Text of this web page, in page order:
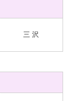
三 沢